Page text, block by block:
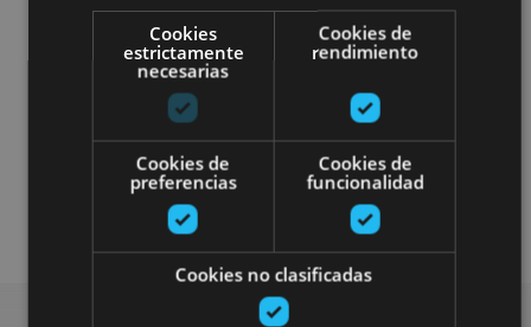
Museos y centros expositivos
Cookies
estrictamente
necesarias
Cookies de
rendimiento
Cookies de
preferencias
Cookies de
funcionalidad
Cookies no clasificadas